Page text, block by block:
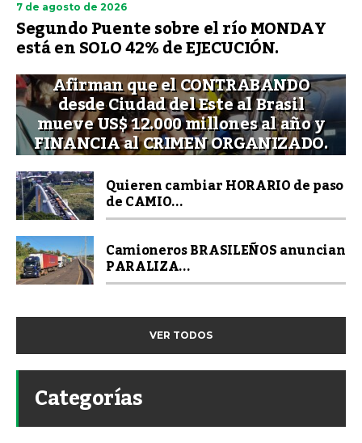
7 de agosto de 2026
Segundo Puente sobre el río MONDAY
está en SOLO 42% de EJECUCIÓN.
Afirman que el CONTRABANDO
desde Ciudad del Este al Brasil
mueve US$ 12.000 millones al año y
FINANCIA al CRIMEN ORGANIZADO.
Quieren cambiar HORARIO de paso
de CAMIO...
Camioneros BRASILEÑOS anuncian
PARALIZA...
VER TODOS
Categorías